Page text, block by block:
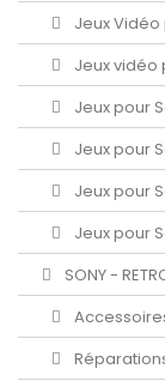
Jeux
Jeux vidéo
Jeux pour
Jeux pour
Jeux pour
Jeux pour
SONY -